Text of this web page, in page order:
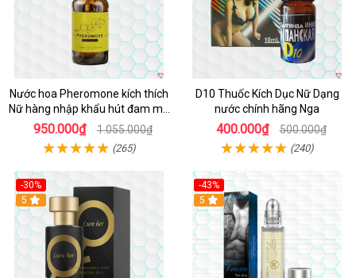
Nước hoa Pheromone kích thích
Nữ hàng nhập khẩu hút đam mê
10ml
950.000₫ 1.055.000₫
(265)
D10 Thuốc Kích Dục Nữ Dạng
nước chính hãng Nga
400.000₫ 500.000₫
(240)
-30%
5
-43%
5